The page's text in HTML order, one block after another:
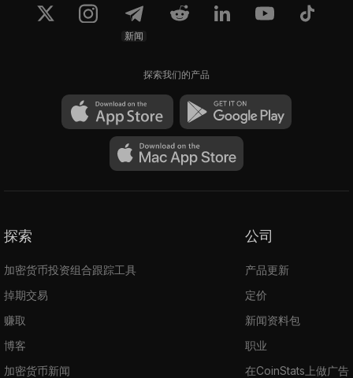
$195.48 $195.48
新闻
探索我们的产品
探索
加密货币投资组合跟踪工具
掉期交易
赚取
博客
加密货币新闻
公司
产品更新
定价
新闻资料包
职业
在CoinStats上做广告